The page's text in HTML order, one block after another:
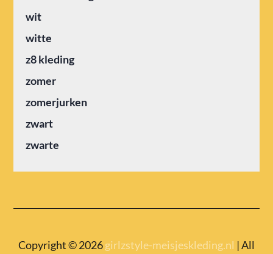
wit
witte
z8 kleding
zomer
zomerjurken
zwart
zwarte
Copyright © 2026girlzstyle-meisjeskleding.nl | All